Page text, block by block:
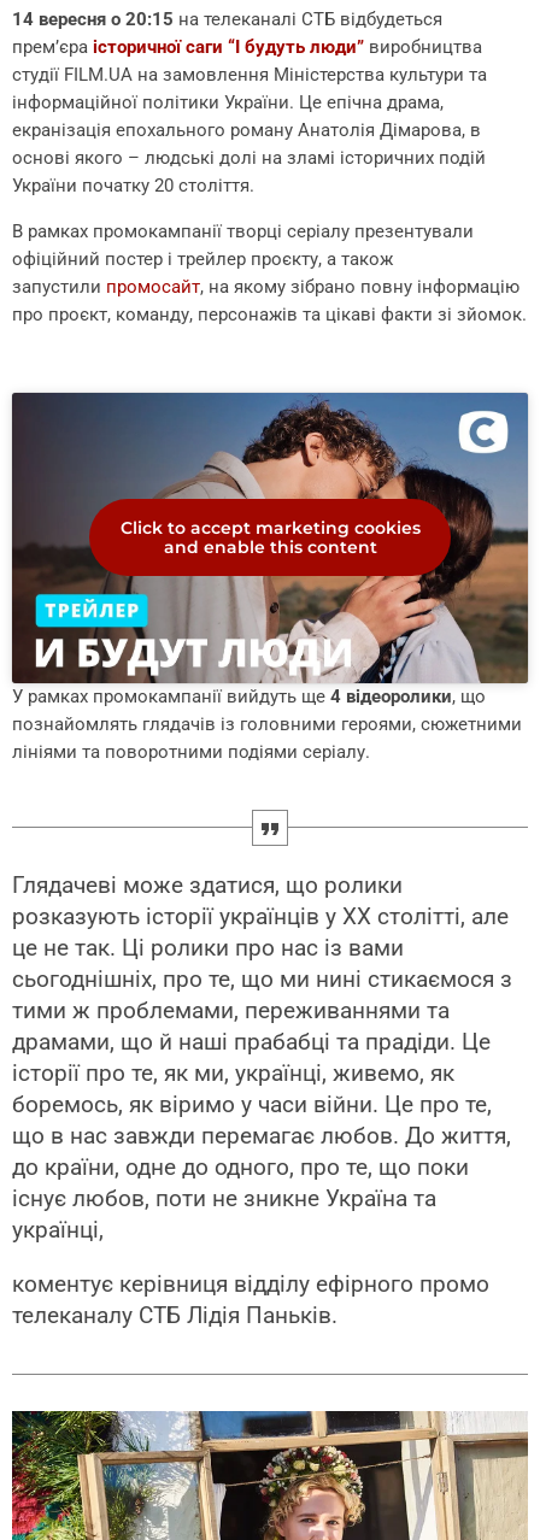
14 вересня о 20:15 на телеканалі СТБ відбудеться
прем’єра історичної саги “І будуть люди” виробництва
студії FILM.UA на замовлення Міністерства культури та
інформаційної політики України. Це епічна драма,
екранізація епохального роману Анатолія Дімарова, в
основі якого – людські долі на зламі історичних подій
України початку 20 століття.
В рамках промокампанії творці серіалу презентували
офіційний постер і трейлер проєкту, а також
запустили промосайт, на якому зібрано повну інформацію
про проєкт, команду, персонажів та цікаві факти зі зйомок.
Click to accept marketing cookies
and enable this content
У рамках промокампанії вийдуть ще 4 відеоролики, що
познайомлять глядачів із головними героями, сюжетними
лініями та поворотними подіями серіалу.
Глядачеві може здатися, що ролики
розказують історії українців у ХХ столітті, але
це не так. Ці ролики про нас із вами
сьогоднішніх, про те, що ми нині стикаємося з
тими ж проблемами, переживаннями та
драмами, що й наші прабабці та прадіди. Це
історії про те, як ми, українці, живемо, як
боремось, як віримо у часи війни. Це про те,
що в нас завжди перемагає любов. До життя,
до країни, одне до одного, про те, що поки
існує любов, поти не зникне Україна та
українці,
коментує керівниця відділу ефірного промо
телеканалу СТБ Лідія Паньків.